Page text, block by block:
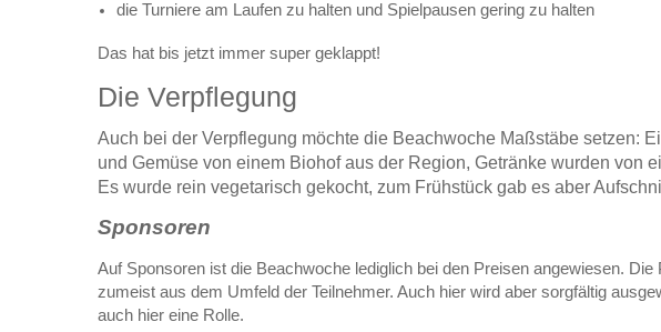
die Turniere am Laufen zu halten und Spielpausen gering zu halten
Das hat bis jetzt immer super geklappt!
Die Verpflegung
Auch bei der Verpflegung möchte die Beachwoche Maßstäbe setzen:
und Gemüse von einem Biohof aus der Region, Getränke wurden von
Es wurde rein vegetarisch gekocht, zum Frühstück gab es aber
Sponsoren
Auf Sponsoren ist die Beachwoche lediglich bei den Preisen angewiesen.
zumeist aus dem Umfeld der Teilnehmer. Auch hier wird aber sorgfältig
auch hier eine Rolle.